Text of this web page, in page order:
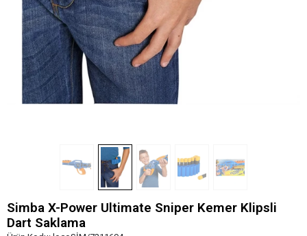
Simba X-Power Ultimate Sniper Kemer Klipsli
Dart Saklama